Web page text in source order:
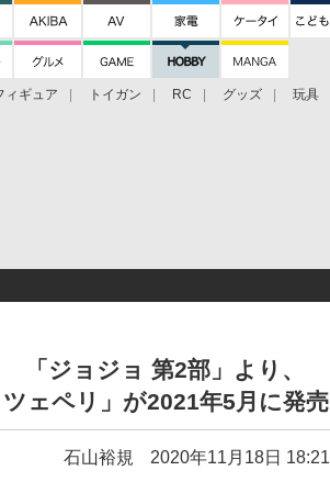
ィギュア トイガン RC グッズ 玩具
「ジョジョ 第2部」より、
ェペリ」が2021年5月に発売
石山裕規 2020年11月18日 18:21